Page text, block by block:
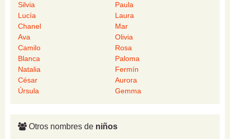
Silvia
Paula
Lucía
Laura
Chanel
Mar
Ava
Olivia
Camilo
Rosa
Blanca
Paloma
Natalia
Fermín
César
Aurora
Úrsula
Gemma
Otros nombres de niños